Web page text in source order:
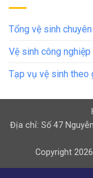
Tổng vệ sinh
Vệ sinh công
Tạp vụ vệ sinh theo
Địa chỉ: Số 47
Copyright